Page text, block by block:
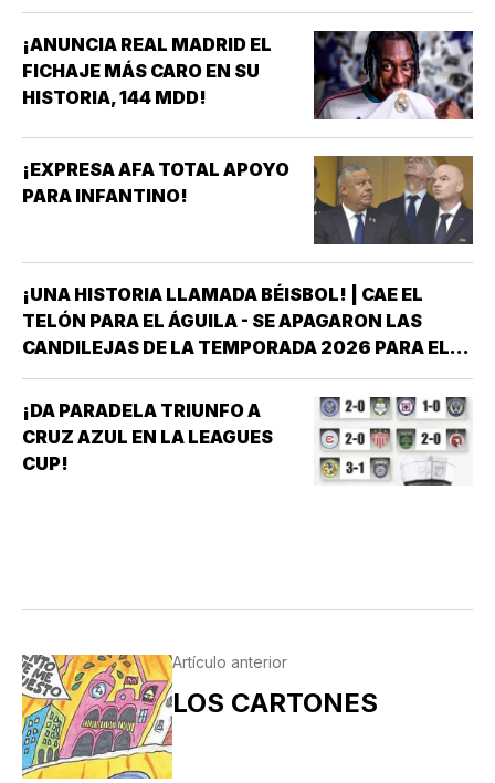
¡ANUNCIA REAL MADRID EL
FICHAJE MÁS CARO EN SU
HISTORIA, 144 MDD!
¡EXPRESA AFA TOTAL APOYO
PARA INFANTINO!
¡UNA HISTORIA LLAMADA BÉISBOL! | CAE EL
TELÓN PARA EL ÁGUILA - SE APAGARON LAS
CANDILEJAS DE LA TEMPORADA 2026 PARA EL
ÁGUILA DE VERACRUZ *LA NOVENA JAROCHA
CERRÓ SU CALENDARIO CON UNA VICTORIA DE
10-6 SOBRE PERICOS DE PUEBLA, PERO EL
TRIUNFO YA NO…
¡DA PARADELA TRIUNFO A
CRUZ AZUL EN LA LEAGUES
CUP!
Artículo anterior
LOS CARTONES